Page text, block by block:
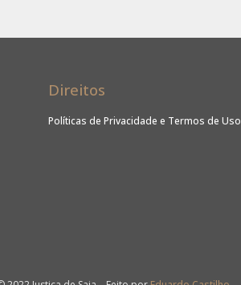
Direitos
Políticas de Privacidade e Termos de Uso